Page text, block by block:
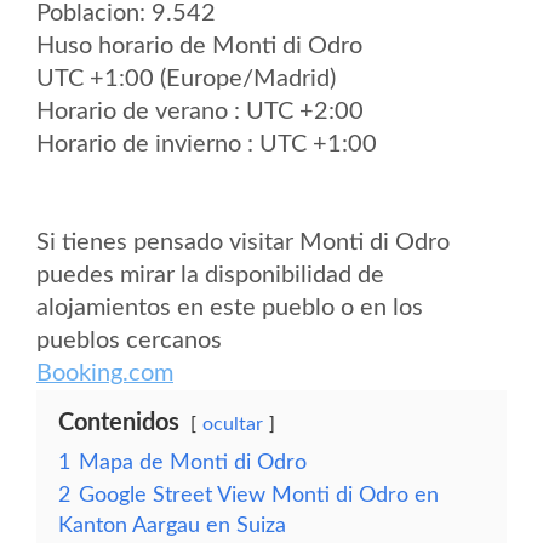
Poblacion: 9.542
Huso horario de Monti di Odro
UTC +1:00 (Europe/Madrid)
Horario de verano : UTC +2:00
Horario de invierno : UTC +1:00
Si tienes pensado visitar Monti di Odro
puedes mirar la disponibilidad de
alojamientos en este pueblo o en los
pueblos cercanos
Booking.com
Contenidos ocultar
1
Mapa de Monti di Odro
2 Google Street View Monti di Odro en
Kanton Aargau en Suiza